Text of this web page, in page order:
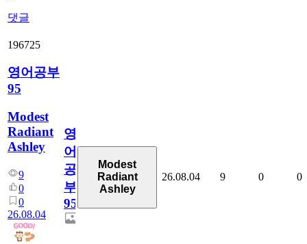
댓글
196725
영어공부
95
Modest
Radiant
Ashley
9
0
0
26.08.04
영
어
공
부
95
Modest
Radiant
Ashley
26.08.04 9 0 0